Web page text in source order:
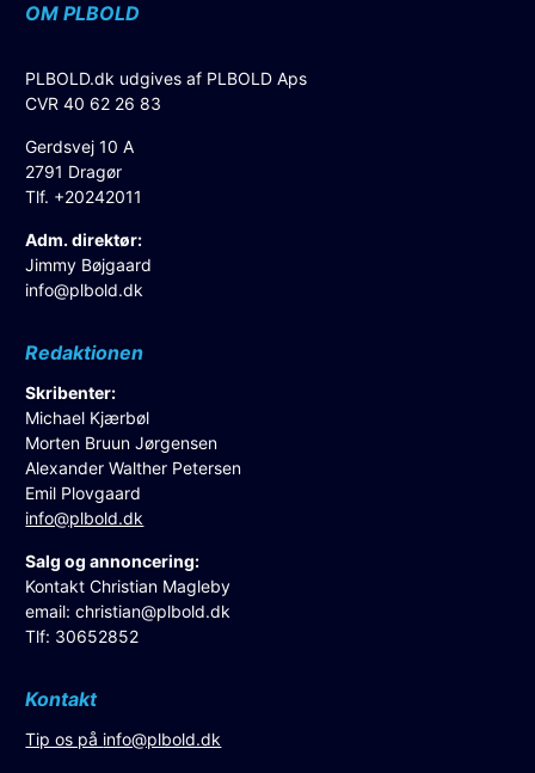
OM PLBOLD
PLBOLD.dk udgives af PLBOLD Aps
CVR 40 62 26 83
Gerdsvej 10 A
2791 Dragør
Tlf. +20242011
Adm. direktør:
Jimmy Bøjgaard
info@plbold.dk
Redaktionen
Skribenter:
Michael Kjærbøl
Morten Bruun Jørgensen
Alexander Walther Petersen
Emil Plovgaard
info@plbold.dk
Salg og annoncering:
Kontakt Christian Magleby
email:christian@plbold.dk
Tlf: 30652852
Kontakt
Tip os på info@plbold.dk